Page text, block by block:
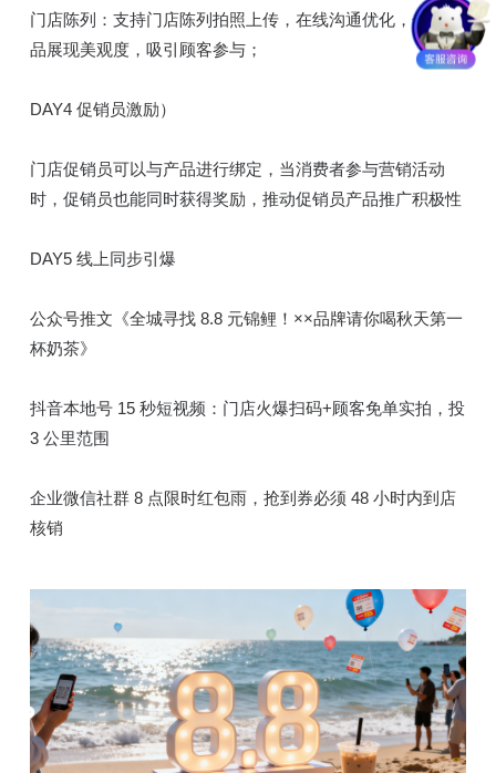
门店陈列：支持门店陈列拍照上传，在线沟通优化，保障产
品展现美观度，吸引顾客参与；
DAY4 促销员激励）
门店促销员可以与产品进行绑定，当消费者参与营销活动
时，促销员也能同时获得奖励，推动促销员产品推广积极性
DAY5 线上同步引爆
公众号推文《全城寻找 8.8 元锦鲤！××品牌请你喝秋天第一
杯奶茶》
抖音本地号 15 秒短视频：门店火爆扫码+顾客免单实拍，投
3 公里范围
企业微信社群 8 点限时红包雨，抢到券必须 48 小时内到店
核销